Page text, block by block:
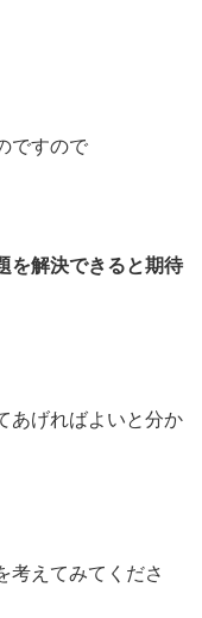
ですので
を解決できると期待
あげればよいと分か
考えてみてくださ